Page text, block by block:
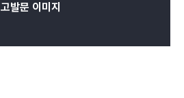
고발문 이미지